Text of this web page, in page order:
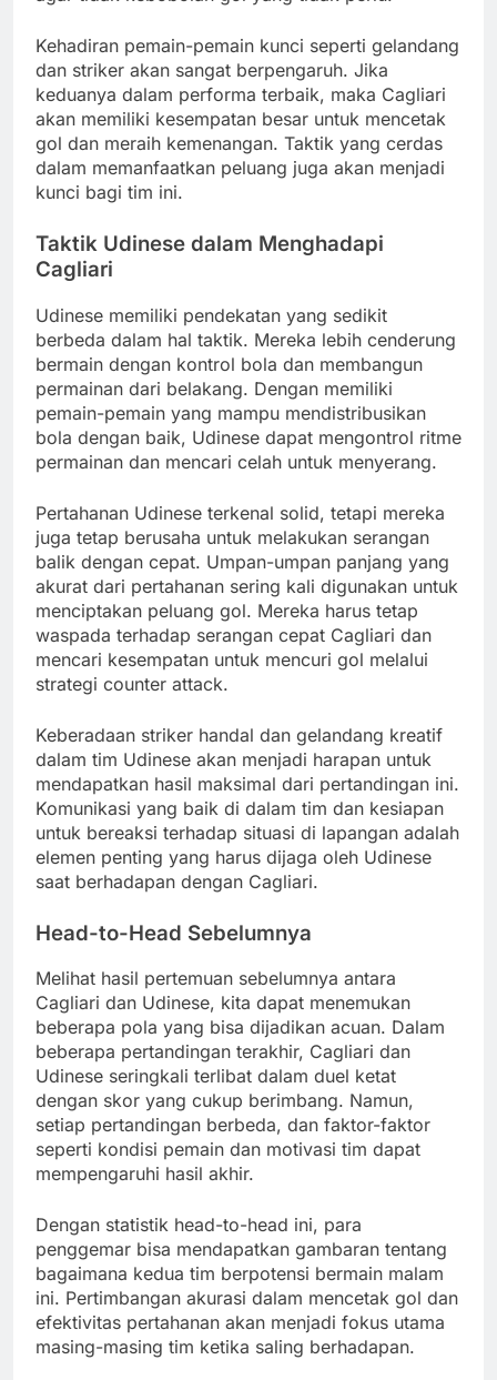
Kehadiran pemain-pemain kunci seperti gelandang
dan striker akan sangat berpengaruh. Jika
keduanya dalam performa terbaik, maka Cagliari
akan memiliki kesempatan besar untuk mencetak
gol dan meraih kemenangan. Taktik yang cerdas
dalam memanfaatkan peluang juga akan menjadi
kunci bagi tim ini.
Taktik Udinese dalam Menghadapi
Cagliari
Udinese memiliki pendekatan yang sedikit
berbeda dalam hal taktik. Mereka lebih cenderung
bermain dengan kontrol bola dan membangun
permainan dari belakang. Dengan memiliki
pemain-pemain yang mampu mendistribusikan
bola dengan baik, Udinese dapat mengontrol ritme
permainan dan mencari celah untuk menyerang.
Pertahanan Udinese terkenal solid, tetapi mereka
juga tetap berusaha untuk melakukan serangan
balik dengan cepat. Umpan-umpan panjang yang
akurat dari pertahanan sering kali digunakan untuk
menciptakan peluang gol. Mereka harus tetap
waspada terhadap serangan cepat Cagliari dan
mencari kesempatan untuk mencuri gol melalui
strategi counter attack.
Keberadaan striker handal dan gelandang kreatif
dalam tim Udinese akan menjadi harapan untuk
mendapatkan hasil maksimal dari pertandingan ini.
Komunikasi yang baik di dalam tim dan kesiapan
untuk bereaksi terhadap situasi di lapangan adalah
elemen penting yang harus dijaga oleh Udinese
saat berhadapan dengan Cagliari.
Head-to-Head Sebelumnya
Melihat hasil pertemuan sebelumnya antara
Cagliari dan Udinese, kita dapat menemukan
beberapa pola yang bisa dijadikan acuan. Dalam
beberapa pertandingan terakhir, Cagliari dan
Udinese seringkali terlibat dalam duel ketat
dengan skor yang cukup berimbang. Namun,
setiap pertandingan berbeda, dan faktor-faktor
seperti kondisi pemain dan motivasi tim dapat
mempengaruhi hasil akhir.
Dengan statistik head-to-head ini, para
penggemar bisa mendapatkan gambaran tentang
bagaimana kedua tim berpotensi bermain malam
ini. Pertimbangan akurasi dalam mencetak gol dan
efektivitas pertahanan akan menjadi fokus utama
masing-masing tim ketika saling berhadapan.